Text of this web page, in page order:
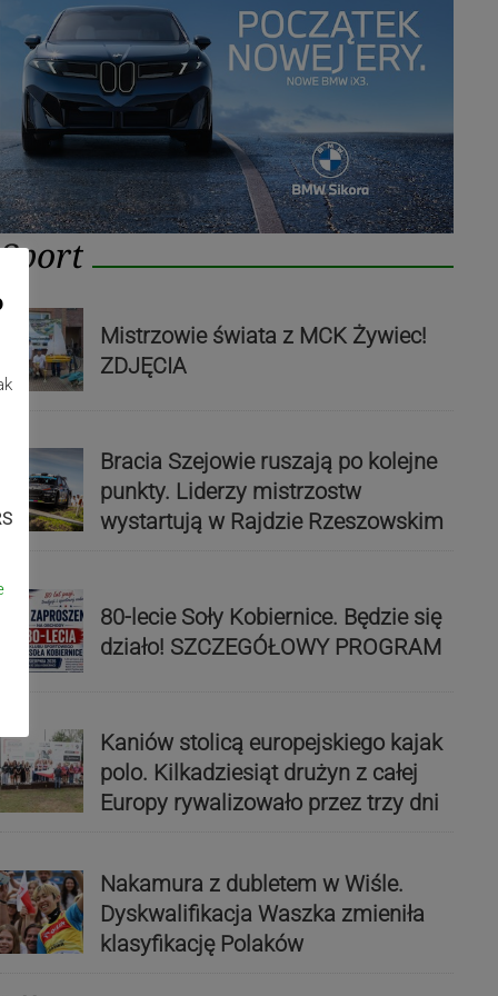
Sport
Mistrzowie świata z MCK Żywiec!
ZDJĘCIA
Bracia Szejowie ruszają po kolejne
punkty. Liderzy mistrzostw
wystartują w Rajdzie Rzeszowskim
80-lecie Soły Kobiernice. Będzie się
działo! SZCZEGÓŁOWY PROGRAM
Kaniów stolicą europejskiego kajak
polo. Kilkadziesiąt drużyn z całej
Europy rywalizowało przez trzy dni
Nakamura z dubletem w Wiśle.
Dyskwalifikacja Waszka zmieniła
klasyfikację Polaków